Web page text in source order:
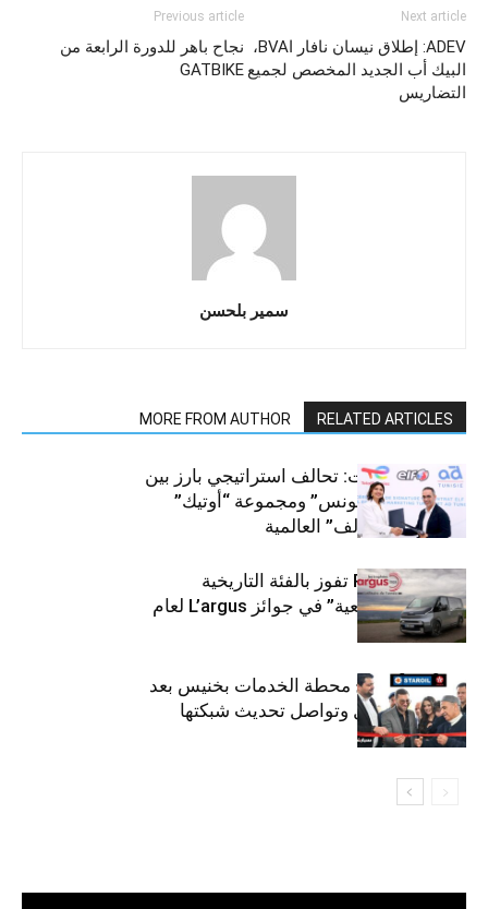
Previous article
نجاح باهر للدورة الرابعة من
GATBIKE
Next article
ADEV: إطلاق نيسان نافار اBVA،
البيك أب الجديد المخصص لجميع
التضاريس
سمير بلحسن
RELATED ARTICLES
MORE FROM AUTHOR
قطاع السيارات: تحالف استراتيجي بارز بين
“توتال إنرجيز تونس” ومجموعة “أوتيك”
لتوزيع زيوت “إلف” العالمية
كيا PV5 Cargo تفوز بالفئة التاريخية
“للمركبات النفعية” في جوائز L’argus لعام
2026
ستارأويل تفتتح محطة الخدمات بخنيس بعد
تجديدهابالكامل وتواصل تحديث شبكتها